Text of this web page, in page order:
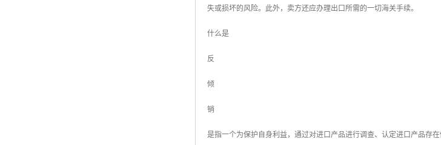
失或损坏的风险。此外，卖方还应办理出口所需的一切海关手续。
什么是
反
倾
销
是指一个为保护自身利益，通过对进口产品进行调查、认定进口产品存